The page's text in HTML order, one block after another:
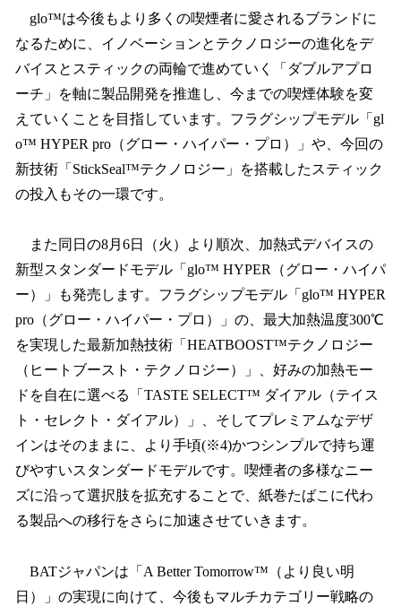
glo™は今後もより多くの喫煙者に愛されるブランドに
なるために、イノベーションとテクノロジーの進化をデ
バイスとスティックの両輪で進めていく「ダブルアプロ
ーチ」を軸に製品開発を推進し、今までの喫煙体験を変
えていくことを目指しています。フラグシップモデル「gl
o™ HYPER pro（グロー・ハイパー・プロ）」や、今回の
新技術「StickSeal™テクノロジー」を搭載したスティック
の投入もその一環です。
また同日の8月6日（火）より順次、加熱式デバイスの
新型スタンダードモデル「glo™ HYPER（グロー・ハイパ
ー）」も発売します。フラグシップモデル「glo™ HYPER
pro（グロー・ハイパー・プロ）」の、最大加熱温度300℃
を実現した最新加熱技術「HEATBOOST™テクノロジー
（ヒートブースト・テクノロジー）」、好みの加熱モー
ドを自在に選べる「TASTE SELECT™ ダイアル（テイス
ト・セレクト・ダイアル）」、そしてプレミアムなデザ
インはそのままに、より手頃(※4)かつシンプルで持ち運
びやすいスタンダードモデルです。喫煙者の多様なニー
ズに沿って選択肢を拡充することで、紙巻たばこに代わ
る製品への移行をさらに加速させていきます。
BATジャパンは「A Better Tomorrow™（より良い明
日）」の実現に向けて、今後もマルチカテゴリー戦略の